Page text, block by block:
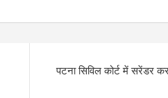
पटना सिविल कोर्ट में सरेंडर